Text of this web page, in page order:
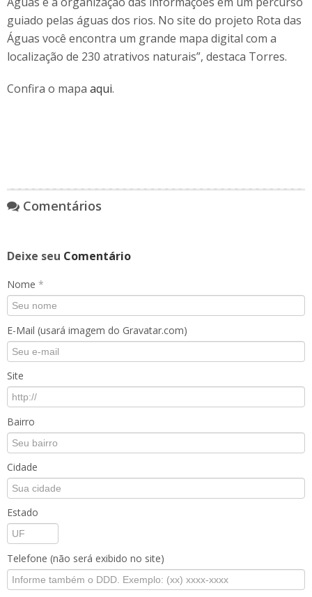
guiado pelas águas dos rios. No site do projeto Rota das
Águas você encontra um grande mapa digital com a
localização de 230 atrativos naturais”, destaca Torres.
Confira o mapa aqui.
Comentários
Deixe seu Comentário
Nome *
E-Mail (usará imagem do Gravatar.com)
Site
Bairro
Cidade
Estado
Telefone (não será exibido no site)